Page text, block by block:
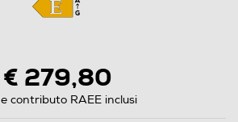
€ 279,80
contributo RAEE inclusi